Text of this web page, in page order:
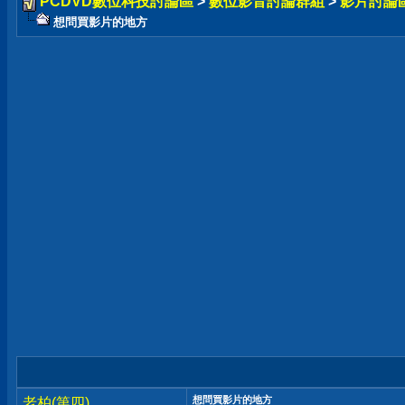
想問買影片的地方
想問買影片的地方